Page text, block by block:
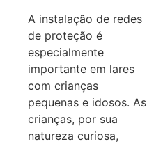
A instalação de redes
de proteção é
especialmente
importante em lares
com crianças
pequenas e idosos. As
crianças, por sua
natureza curiosa,